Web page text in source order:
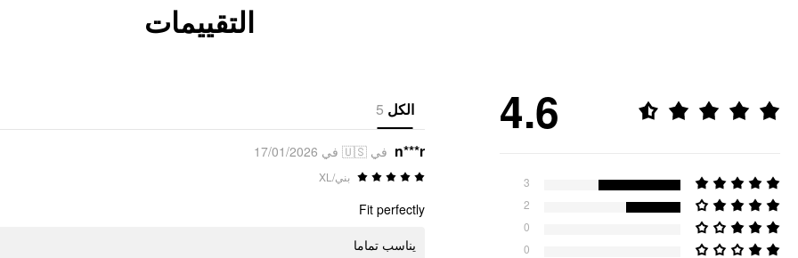
التقييمات
4.6
3
2
0
0
الكل 5
n***r في 🇺🇸 في 17/01/2026
بني/XL
Fit perfectly
يناسب تماما